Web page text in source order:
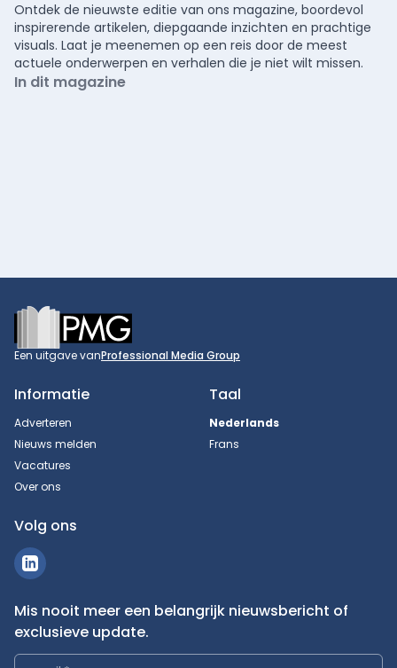
Ontdek de nieuwste editie van ons magazine, boordevol
inspirerende artikelen, diepgaande inzichten en prachtige
visuals. Laat je meenemen op een reis door de meest
actuele onderwerpen en verhalen die je niet wilt missen.
In dit magazine
Footer
Een uitgave vanProfessional Media Group
Informatie
Adverteren
Nieuws melden
Vacatures
Over ons
Taal
Nederlands
Frans
Volg ons
Mis nooit meer een belangrijk nieuwsbericht of
exclusieve update.